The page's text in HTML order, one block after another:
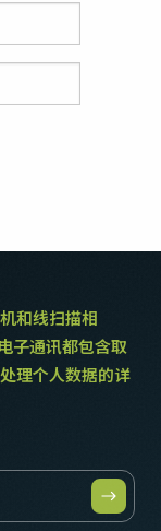
和线扫描相
子通讯都包含取
理个人数据的详